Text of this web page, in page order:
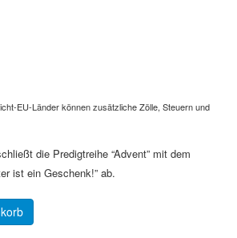
EU-Länder können zusätzliche Zölle, Steuern und
die Predigtreihe “Advent” mit dem
ist ein Geschenk!” ab.